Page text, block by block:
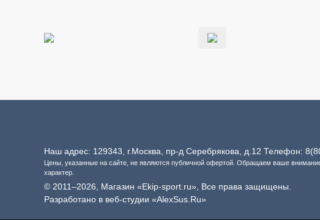
Наш адрес: 129343, г.Москва, пр-д Серебрякова, д.12 Телефон:
Цены, указанные на сайте, не являются публичной офертой. Обращаем ваше
характер.
© 2011–2026, Магазин «Ekip-sport.ru», Все права защищены.
Разработано в веб-студии «AlexSus.Ru»